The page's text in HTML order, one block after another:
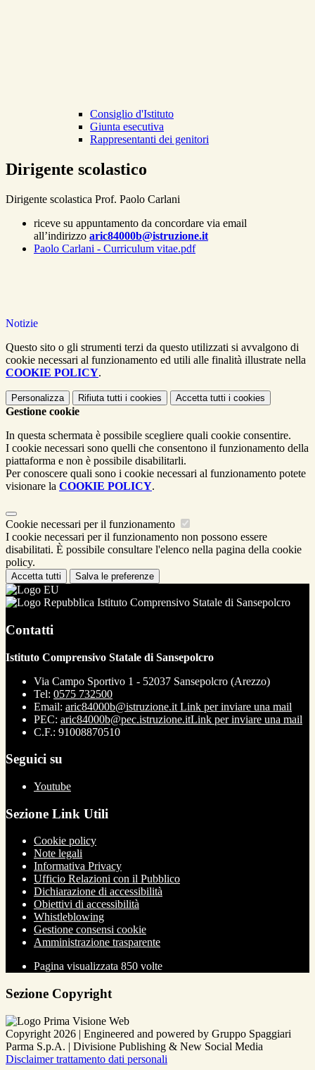
Consiglio d'Istituto
Giunta esecutiva
Rappresentanti dei genitori
Dirigente scolastico
Dirigente scolastica Prof. Paolo Carlani
riceve su appuntamento da concordare via email
all’indirizzo aric84000b@istruzione.it
Paolo Carlani - Curriculum vitae.pdf
Notizie
Questo sito o gli strumenti terzi da questo utilizzati si avvalgono di
cookie necessari al funzionamento ed utili alle finalità illustrate nella
COOKIE POLICY.
Personalizza Rifiuta tutti i cookies Accetta tutti i cookies
Gestione cookie
In questa schermata è possibile scegliere quali cookie consentire.
I cookie necessari sono quelli che consentono il funzionamento della
piattaforma e non è possibile disabilitarli.
Per conoscere quali sono i cookie necessari al funzionamento potete
visionare la COOKIE POLICY.
Cookie necessari per il funzionamento
I cookie necessari per il funzionamento non possono essere
disabilitati. È possibile consultare l'elenco nella pagina della cookie
policy.
Accetta tutti Salva le preferenze
Istituto Comprensivo Statale di Sansepolcro
Contatti
Istituto Comprensivo Statale di Sansepolcro
Via Campo Sportivo 1 - 52037 Sansepolcro (Arezzo)
Tel: 0575 732500
Email: aric84000b@istruzione.it Link per inviare una mail
PEC: aric84000b@pec.istruzione.itLink per inviare una mail
C.F.: 91008870510
Seguici su
Youtube
Sezione Link Utili
Cookie policy
Note legali
Informativa Privacy
Ufficio Relazioni con il Pubblico
Dichiarazione di accessibilità
Obiettivi di accessibilità
Whistleblowing
Gestione consensi cookie
Amministrazione trasparente
Pagina visualizzata 850 volte
Sezione Copyright
Copyright 2026 | Engineered and powered by Gruppo Spaggiari
Parma S.p.A. | Divisione Publishing & New Social Media
Disclaimer trattamento dati personali